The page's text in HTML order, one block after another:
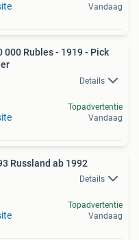
Vandaag
000 Rubles - 1919 - Pick
Details
Topadvertentie
Vandaag
Russland ab 1992
Details
Topadvertentie
Vandaag